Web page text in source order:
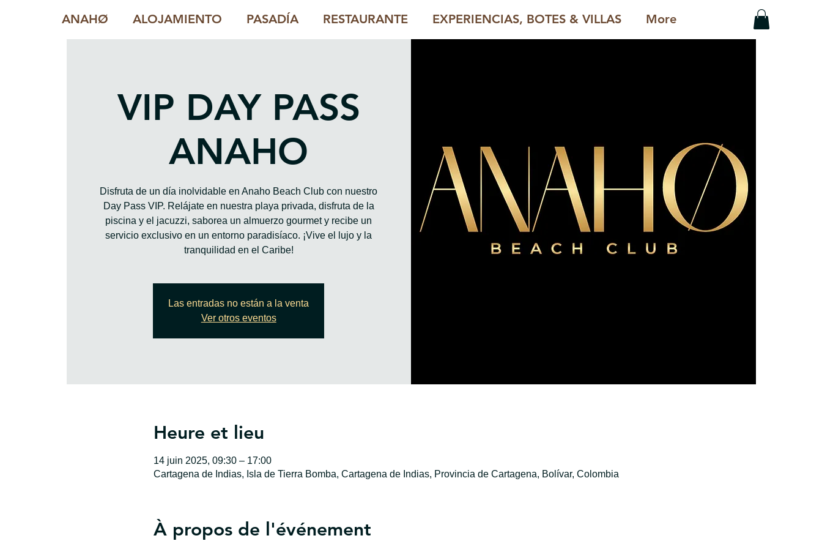
ANAHØ ALOJAMIENTO PASADÍA RESTAURANTE EXPERIENCIAS, BOTES & VILLAS More
VIP DAY PASS
ANAHO
Disfruta de un día inolvidable en Anaho Beach Club con nuestro
Day Pass VIP. Relájate en nuestra playa privada, disfruta de la
piscina y el jacuzzi, saborea un almuerzo gourmet y recibe un
servicio exclusivo en un entorno paradisíaco. ¡Vive el lujo y la
Las entradas no están a la venta
Ver otros eventos
Heure et lieu
14 juin 2025, 09:30 – 17:00
Cartagena de Indias, Isla de Tierra Bomba, Cartagena de Indias, Provincia de Cartagena, Bolívar, Colombia
À propos de l'événement